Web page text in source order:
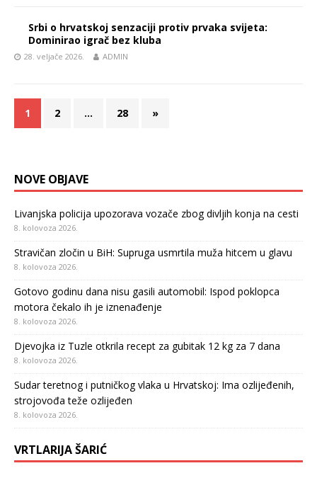
Srbi o hrvatskoj senzaciji protiv prvaka svijeta:
Dominirao igrač bez kluba
28. veljače 2026. ADMIN
1 2 … 28 »
NOVE OBJAVE
Livanjska policija upozorava vozače zbog divljih konja na cesti
8. kolovoza 2026.
Stravičan zločin u BiH: Supruga usmrtila muža hitcem u glavu
8. kolovoza 2026.
Gotovo godinu dana nisu gasili automobil: Ispod poklopca
motora čekalo ih je iznenađenje
8. kolovoza 2026.
Djevojka iz Tuzle otkrila recept za gubitak 12 kg za 7 dana
8. kolovoza 2026.
Sudar teretnog i putničkog vlaka u Hrvatskoj: Ima ozlijeđenih,
strojovođa teže ozlijeđen
8. kolovoza 2026.
VRTLARIJA ŠARIĆ